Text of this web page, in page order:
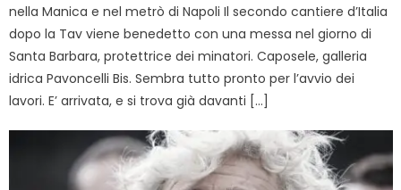
nella Manica e nel metrò di Napoli Il secondo cantiere d’Italia
dopo la Tav viene benedetto con una messa nel giorno di
Santa Barbara, protettrice dei minatori. Caposele, galleria
idrica Pavoncelli Bis. Sembra tutto pronto per l’avvio dei
lavori. E’ arrivata, e si trova già davanti […]